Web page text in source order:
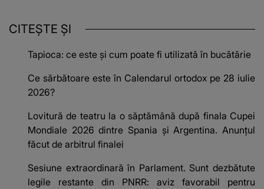
CITEȘTE ȘI
Tapioca: ce este și cum poate fi utilizată în bucătărie
Ce sărbătoare este în Calendarul ortodox pe 28 iulie
2026?
Lovitură de teatru la o săptămână după finala Cupei
Mondiale 2026 dintre Spania și Argentina. Anunțul
făcut de arbitrul finalei
Sesiune extraordinară în Parlament. Sunt dezbătute
legile restante din PNRR: aviz favorabil pentru